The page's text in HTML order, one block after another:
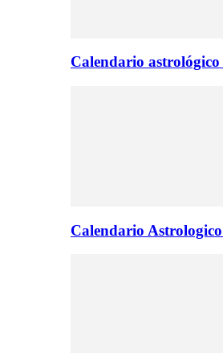
Calendario astrológico
Calendario